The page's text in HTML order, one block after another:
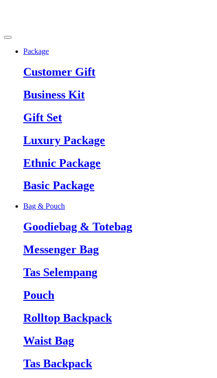
Package
Customer Gift
Business Kit
Gift Set
Luxury Package
Ethnic Package
Basic Package
Bag & Pouch
Goodiebag & Totebag
Messenger Bag
Tas Selempang
Pouch
Rolltop Backpack
Waist Bag
Tas Backpack